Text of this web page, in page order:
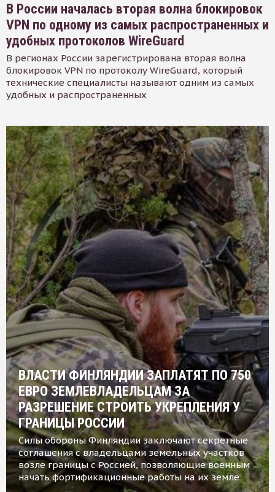
В России началась вторая волна блокировок
VPN по одному из самых распространенных и
удобных протоколов WireGuard
В регионах России зарегистрирована вторая волна
блокировок VPN по протоколу WireGuard, который
технические специалисты называют одним из самых
удобных и распространенных
ВЛАСТИ ФИНЛЯНДИИ ЗАПЛАТЯТ ПО 750
ЕВРО ЗЕМЛЕВЛАДЕЛЬЦАМ ЗА
РАЗРЕШЕНИЕ СТРОИТЬ УКРЕПЛЕНИЯ У
ГРАНИЦЫ РОССИИ
Силы обороны Финляндии заключают секретные
соглашения с владельцами земельных участков
возле границы с Россией, позволяющие военным
начать фортификационные работы на их земле